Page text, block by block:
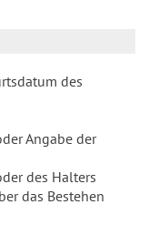
des
Angabe der
des Halters
das Bestehen